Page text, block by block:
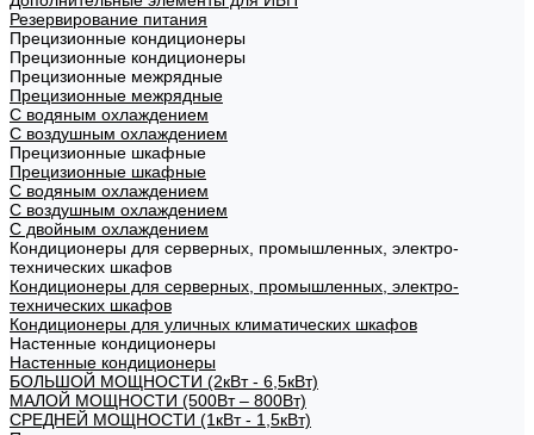
Резервирование питания
Прецизионные кондиционеры
Прецизионные кондиционеры
Прецизионные межрядные
Прецизионные межрядные
С водяным охлаждением
С воздушным охлаждением
Прецизионные шкафные
Прецизионные шкафные
С водяным охлаждением
С воздушным охлаждением
С двойным охлаждением
Кондиционеры для серверных, промышленных, электро-
технических шкафов
Кондиционеры для серверных, промышленных, электро-
технических шкафов
Кондиционеры для уличных климатических шкафов
Настенные кондиционеры
Настенные кондиционеры
БОЛЬШОЙ МОЩНОСТИ (2кВт - 6,5кВт)
МАЛОЙ МОЩНОСТИ (500Вт – 800Вт)
СРЕДНЕЙ МОЩНОСТИ (1кВт - 1,5кВт)